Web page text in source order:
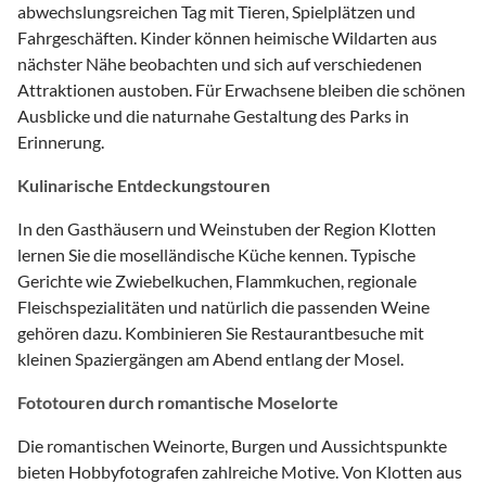
abwechslungsreichen Tag mit Tieren, Spielplätzen und
Fahrgeschäften. Kinder können heimische Wildarten aus
nächster Nähe beobachten und sich auf verschiedenen
Attraktionen austoben. Für Erwachsene bleiben die schönen
Ausblicke und die naturnahe Gestaltung des Parks in
Erinnerung.
Kulinarische Entdeckungstouren
In den Gasthäusern und Weinstuben der Region Klotten
lernen Sie die moselländische Küche kennen. Typische
Gerichte wie Zwiebelkuchen, Flammkuchen, regionale
Fleischspezialitäten und natürlich die passenden Weine
gehören dazu. Kombinieren Sie Restaurantbesuche mit
kleinen Spaziergängen am Abend entlang der Mosel.
Fototouren durch romantische Moselorte
Die romantischen Weinorte, Burgen und Aussichtspunkte
bieten Hobbyfotografen zahlreiche Motive. Von Klotten aus